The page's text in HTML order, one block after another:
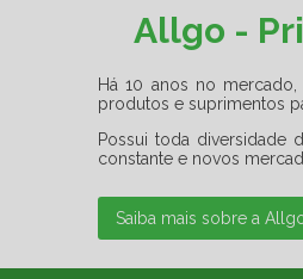
Allgo -
Há 10 anos no
produtos e suprimentos
Possui toda diversidade
constante e novos
Saiba mais sobre a